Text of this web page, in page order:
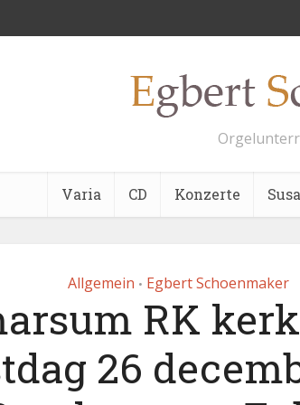
Varia CD Konzerte
Allgemein • Egbert Schoenmaker
RK
26